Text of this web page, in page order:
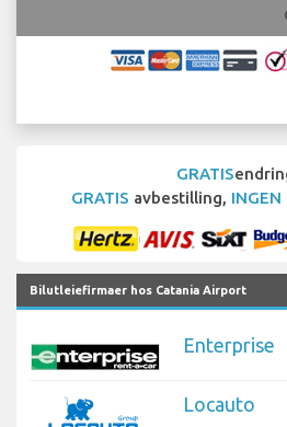
GRATIS
GRATIS avbestilling, INGEN
Bilutleiefirmaer hos Catania Airport
Enterprise
Locauto